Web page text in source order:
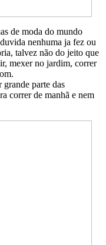
de moda do mundo
nenhuma ja fez ou
talvez não do jeito que
mexer no jardim, correr
grande parte das
correr de manhã e nem